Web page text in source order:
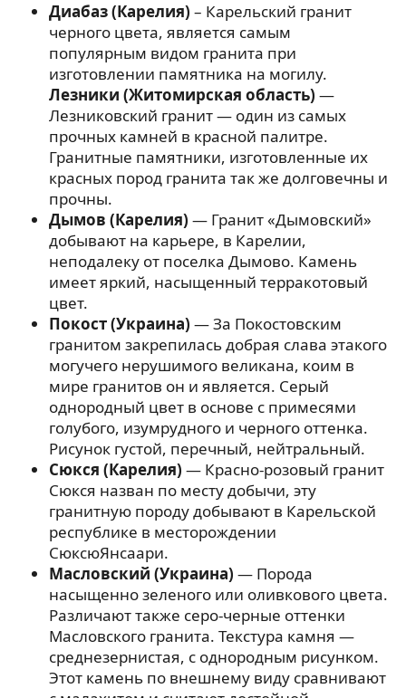
Диабаз (Карелия) – Карельский гранит
черного цвета, является самым
популярным видом гранита при
изготовлении памятника на могилу.
Лезники (Житомирская область) —
Лезниковский гранит — один из самых
прочных камней в красной палитре.
Гранитные памятники, изготовленные их
красных пород гранита так же долговечны и
прочны.
Дымов (Карелия) — Гранит «Дымовский»
добывают на карьере, в Карелии,
неподалеку от поселка Дымово. Камень
имеет яркий, насыщенный терракотовый
цвет.
Покост (Украина) — За Покостовским
гранитом закрепилась добрая слава этакого
могучего нерушимого великана, коим в
мире гранитов он и является. Серый
однородный цвет в основе с примесями
голубого, изумрудного и черного оттенка.
Рисунок густой, перечный, нейтральный.
Сюкся (Карелия) — Красно-розовый гранит
Сюкся назван по месту добычи, эту
гранитную породу добывают в Карельской
республике в месторождении
СюксюЯнсаари.
Масловский (Украина) — Порода
насыщенно зеленого или оливкового цвета.
Различают также серо-черные оттенки
Масловского гранита. Текстура камня —
среднезернистая, с однородным рисунком.
Этот камень по внешнему виду сравнивают